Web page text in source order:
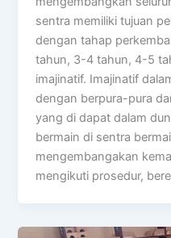
sentra memiliki tujuan
dengan tahap
tahun, 3-4 tahun, 4-5
imajinatif. Imajinatif
dengan berpura-pura
yang di dapat dalam
bermain di sentra
mengembangakan
mengikuti prosedur,